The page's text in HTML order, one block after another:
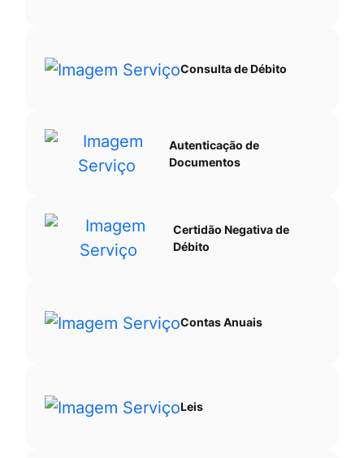
Consulta de Débito
Autenticação de
Documentos
Certidão Negativa de
Débito
Contas Anuais
Leis